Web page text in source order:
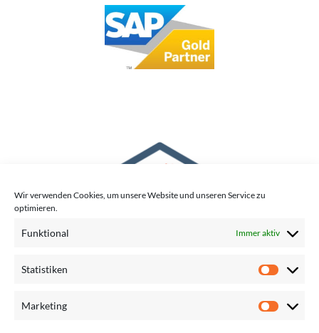
Wir verwenden Cookies, um unsere Website und unseren Service zu
optimieren.
Funktional Immer aktiv
Statistiken
Marketing